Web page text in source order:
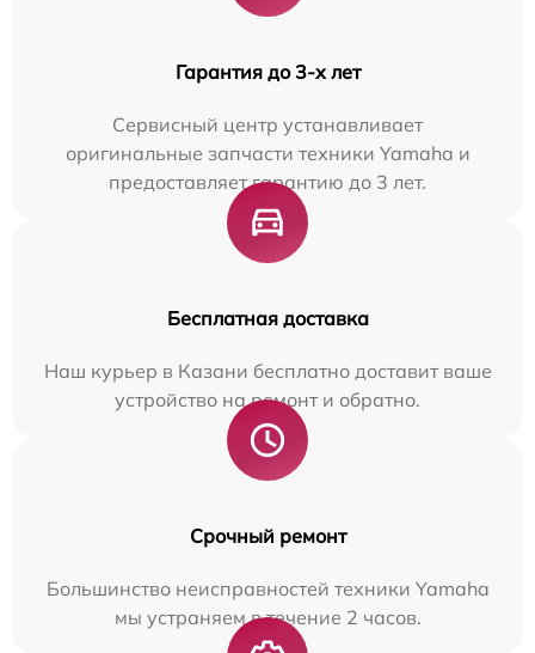
Гарантия до 3-х лет
Сервисный центр устанавливает
оригинальные запчасти техники Yamaha и
предоставляет гарантию до 3 лет.
Бесплатная доставка
Наш курьер в Казани бесплатно доставит ваше
устройство на ремонт и обратно.
Срочный ремонт
Большинство неисправностей техники Yamaha
мы устраняем в течение 2 часов.